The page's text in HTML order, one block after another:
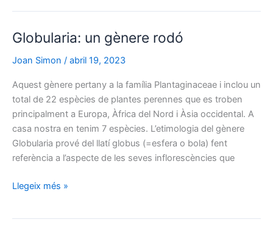
beneficis
Globularia: un gènere rodó
Joan Simon / abril 19, 2023
Aquest gènere pertany a la família Plantaginaceae i inclou un
total de 22 espècies de plantes perennes que es troben
principalment a Europa, Àfrica del Nord i Àsia occidental. A
casa nostra en tenim 7 espècies. L’etimologia del gènere
Globularia prové del llatí globus (=esfera o bola) fent
referència a l’aspecte de les seves inflorescències que
Globularia:
Llegeix més »